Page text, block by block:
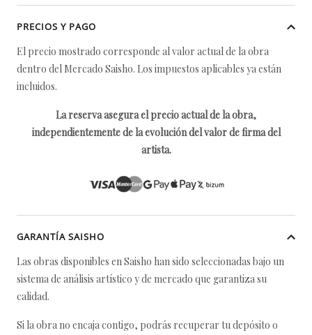
PRECIOS Y PAGO
El precio mostrado corresponde al valor actual de la obra
dentro del Mercado Saisho. Los impuestos aplicables ya están
incluidos.
La reserva asegura el precio actual de la obra,
independientemente de la evolución del valor de firma del
artista.
GARANTÍA SAISHO
Las obras disponibles en Saisho han sido seleccionadas bajo un
sistema de análisis artístico y de mercado que garantiza su
calidad.
Si la obra no encaja contigo, podrás recuperar tu depósito o